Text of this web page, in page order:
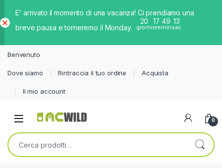
E’ arrivato il momento di una vacanza! Ci prendiamo una
breve pausa e torneremo il Monday.
20
giorni
17
ore
49
min
13
sec
iud
Benvenuto
Dove siamo Rintraccia il tuo ordine Acquista
Il mio account
0
Cerca: